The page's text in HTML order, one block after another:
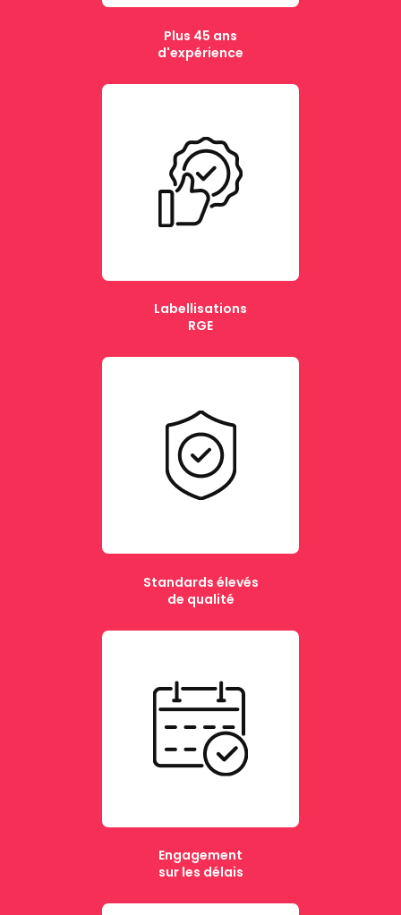
Plus 45 ans
d'expérience
Labellisations
RGE
Standards élevés
de qualité
Engagement
sur les délais